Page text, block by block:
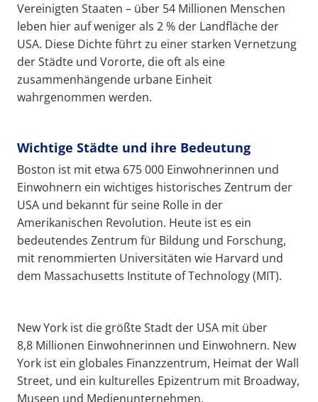
Vereinigten Staaten – über 54 Millionen Menschen
leben hier auf weniger als 2 % der Landfläche der
USA. Diese Dichte führt zu einer starken Vernetzung
der Städte und Vororte, die oft als eine
zusammenhängende urbane Einheit
wahrgenommen werden.
Wichtige Städte und ihre Bedeutung
Boston ist mit etwa 675 000 Einwohnerinnen und
Einwohnern ein wichtiges historisches Zentrum der
USA und bekannt für seine Rolle in der
Amerikanischen Revolution. Heute ist es ein
bedeutendes Zentrum für Bildung und Forschung,
mit renommierten Universitäten wie Harvard und
dem Massachusetts Institute of Technology (MIT).
New York ist die größte Stadt der USA mit über
8,8 Millionen Einwohnerinnen und Einwohnern. New
York ist ein globales Finanzzentrum, Heimat der Wall
Street, und ein kulturelles Epizentrum mit Broadway,
Museen und Medienunternehmen.